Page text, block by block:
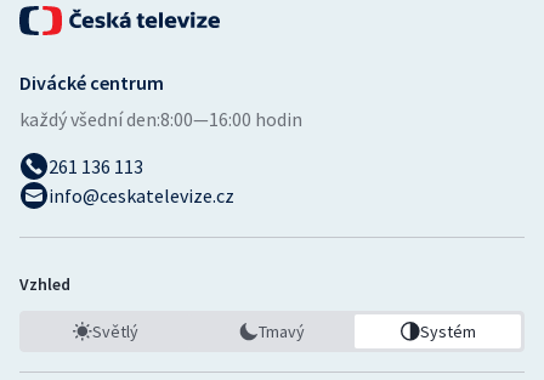
Divácké centrum
každý všední den:8:00—16:00 hodin
261 136 113
info@ceskatelevize.cz
Vzhled
Světlý Tmavý Systém